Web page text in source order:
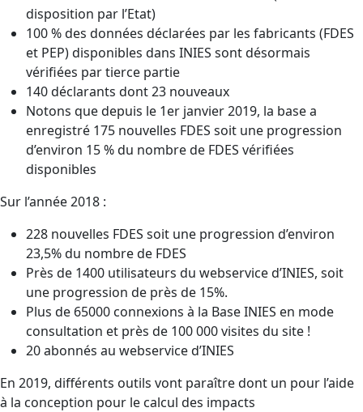
disposition par l’Etat)
100 % des données déclarées par les fabricants (FDES
et PEP) disponibles dans INIES sont désormais
vérifiées par tierce partie
140 déclarants dont 23 nouveaux
Notons que depuis le 1er janvier 2019, la base a
enregistré 175 nouvelles FDES soit une progression
d’environ 15 % du nombre de FDES vérifiées
disponibles
Sur l’année 2018 :
228 nouvelles FDES soit une progression d’environ
23,5% du nombre de FDES
Près de 1400 utilisateurs du webservice d’INIES, soit
une progression de près de 15%.
Plus de 65000 connexions à la Base INIES en mode
consultation et près de 100 000 visites du site !
20 abonnés au webservice d’INIES
En 2019, différents outils vont paraître dont un pour l’aide
à la conception pour le calcul des impacts